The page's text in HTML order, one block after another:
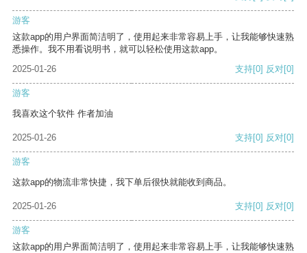
游客
这款app的用户界面简洁明了，使用起来非常容易上手，让我能够快速熟
悉操作。我不用看说明书，就可以轻松使用这款app。
2025-01-26
支持[0] 反对[0]
游客
我喜欢这个软件 作者加油
2025-01-26 支持[0] 反对[0]
游客
这款app的物流非常快捷，我下单后很快就能收到商品。
2025-01-26 支持[0] 反对[0]
游客
这款app的用户界面简洁明了，使用起来非常容易上手，让我能够快速熟